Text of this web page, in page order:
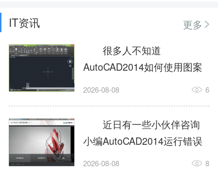
IT资讯
更多
很多人不知道
AutoCAD2014如何使用图案
填充?今日为你们带来的文章
用图案填充的内容，还有不
清楚小伙伴和小编一起去学
习一下吧。1.打开
AutoCAD2014这款软件，进
2026-08-08 6
近日有一些小伙伴咨询
小编AutoCAD2014运行错误
怎么办?下面就为大家带来了
2026-08-08 8